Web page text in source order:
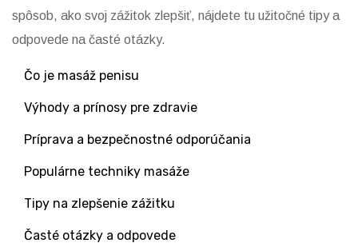
spôsob, ako svoj zážitok zlepšiť, nájdete tu užitočné tipy a
odpovede na časté otázky.
Čo je masáž penisu
Výhody a prínosy pre zdravie
Príprava a bezpečnostné odporúčania
Populárne techniky masáže
Tipy na zlepšenie zážitku
Časté otázky a odpovede